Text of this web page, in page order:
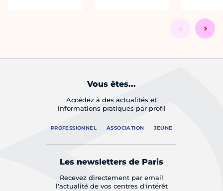
Vous êtes...
Accédez à des actualités et
informations pratiques par profil
PROFESSIONNEL ASSOCIATION JEUNE
Les newsletters de Paris
Recevez directement par email
l'actualité de vos centres d'intérêt